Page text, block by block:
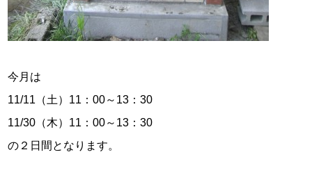
今月は
11/11（土）11：00～13：30
11/30（木）11：00～13：30
の２日間となります。